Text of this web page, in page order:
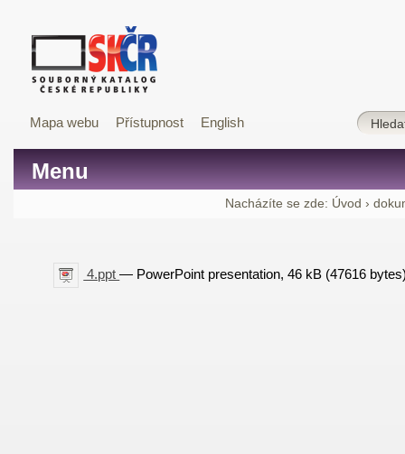
Mapa webu Přístupnost English
Menu
Nacházíte se zde: Úvod ›
4.ppt— PowerPoint presentation, 46 kB (47616